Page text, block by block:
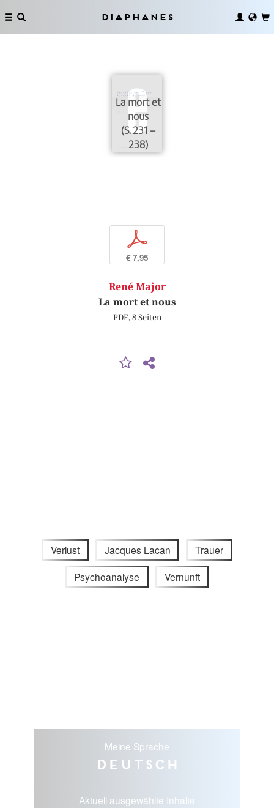
Diaphanes
La mort et
nous
(S. 231 –
238)
p
€ 7,95
René Major
La mort et nous
PDF, 8 Seiten
Verlust Jacques Lacan Trauer
Psychoanalyse Vernunft
Meine Sprache
Deutsch
Aktuell ausgewählte Inhalte